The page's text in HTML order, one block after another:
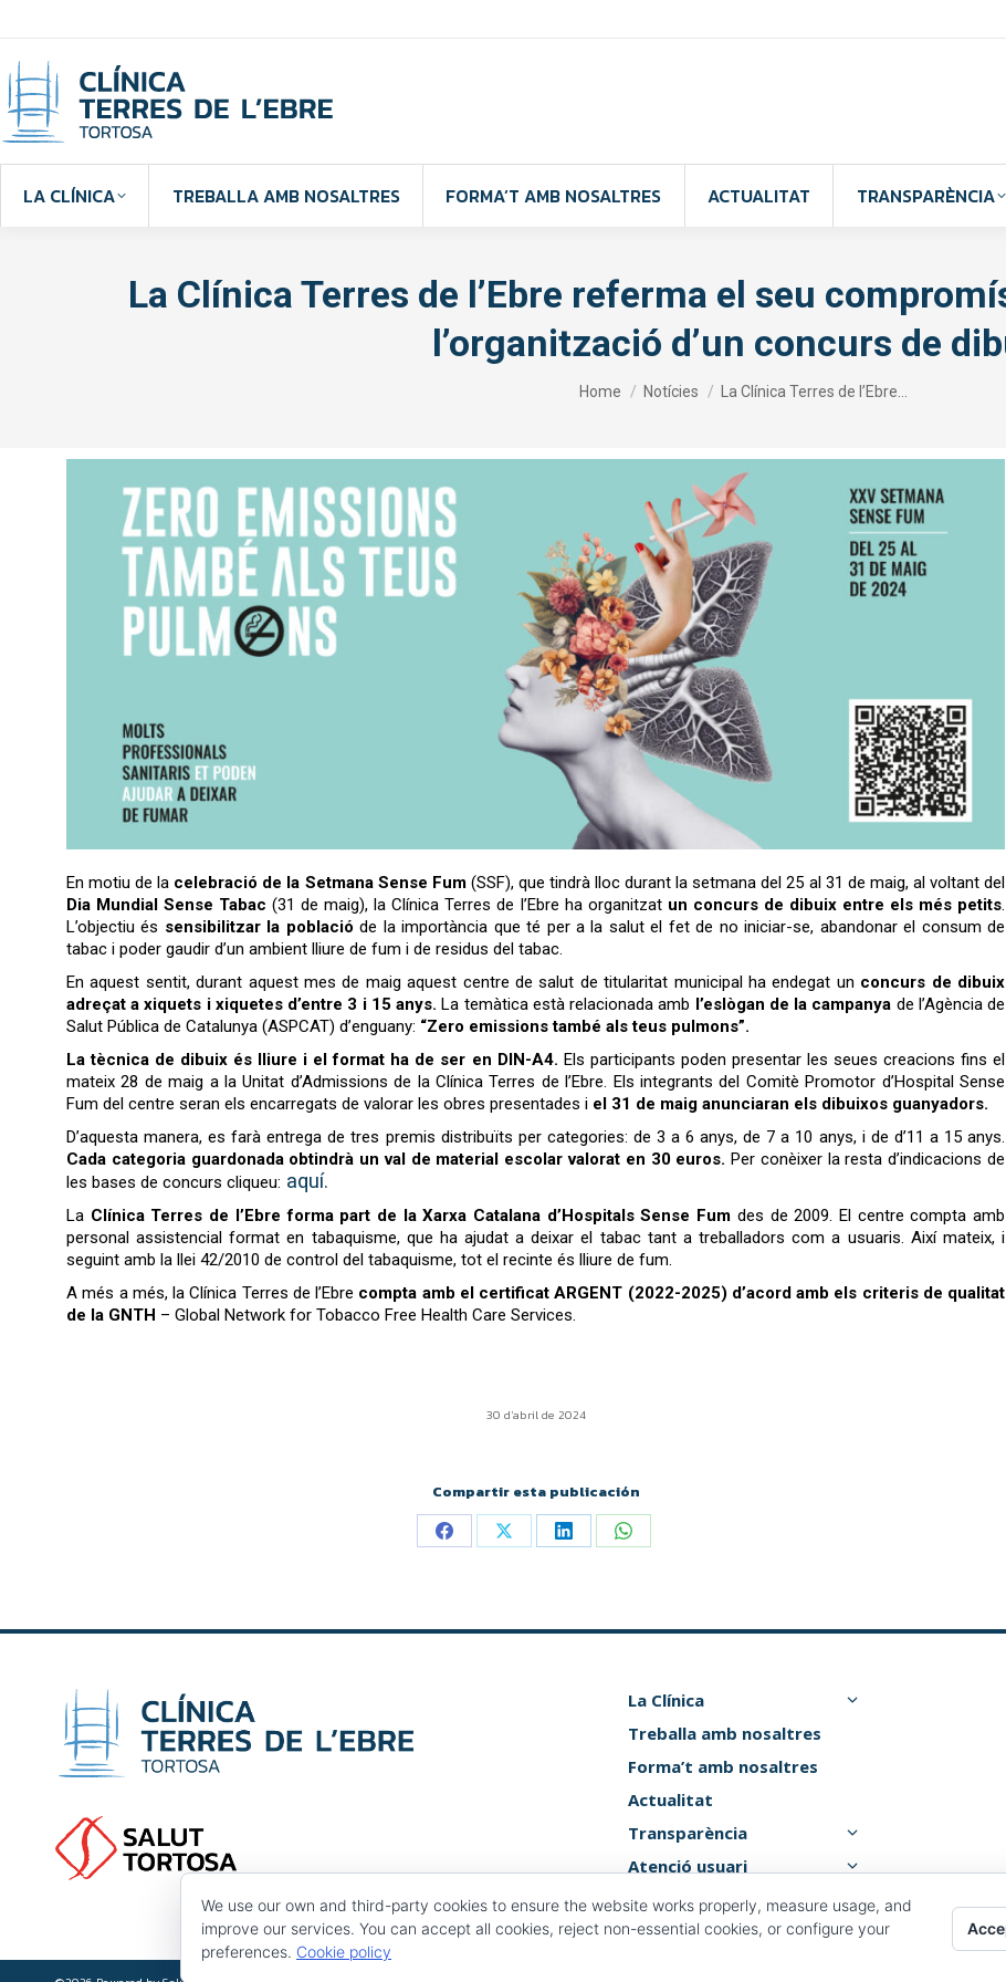
LA CLÍNICA TREBALLA AMB NOSALTRES FORMA’T AMB NOSALTRES ACTUALITAT TRANSPARÈNCIA
La Clínica Terres de l’Ebre referma el seu
l’organització d’un concurs de
Home Notícies La Clínica Terres de l’Ebre…
En motiu de la celebració de la Setmana Sense Fum(SSF), que tindrà lloc durant la setmana del 25 al 31 de maig, al voltant del
Dia Mundial Sense Tabac (31 de maig), la Clínica Terres de l’Ebre ha organitzat un concurs de dibuixentre els més petits.
L’objectiu és sensibilitzar la població de la importància que té per a la salut el fet de no iniciar-se, abandonar el consum de
tabac i poder gaudir d’un ambient lliure de fum i de residus del tabac.
En aquest sentit, durant aquest mes de maig aquest centre de salut de titularitat municipal ha endegat un concurs de dibuix
adreçat a xiquets i xiquetes d’entre 3 i 15 anys. La temàtica està relacionada amb l’eslògan de la campanya de l’Agència de
Salut Pública de Catalunya (ASPCAT) d’enguany: “Zero emissions també als teus pulmons”.
La tècnica de dibuix és lliure i el format ha de ser en DIN-A4. Els participants poden presentar les seues creacions fins el
mateix 28 de maig a la Unitat d’Admissions de la Clínica Terres de l’Ebre. Els integrants del Comitè Promotor d’Hospital Sense
Fum del centre seran els encarregats de valorar les obres presentades i el 31 de maig anunciaran els dibuixos guanyadors.
D’aquesta manera, es farà entrega de tres premis distribuïts per categories: de 3 a 6 anys, de 7 a 10 anys, i de d’11 a 15 anys.
Cada categoria guardonada obtindrà un val de material escolar valorat en 30 euros. Per conèixer la resta d’indicacions de
les bases de concurs cliqueu: aquí.
La Clínica Terres de l’Ebre forma part de la Xarxa Catalana d’Hospitals Sense Fum des de 2009. El centre compta amb
personal assistencial format en tabaquisme, que ha ajudat a deixar el tabac tant a treballadors com a usuaris. Així mateix, i
seguint amb la llei 42/2010 de control del tabaquisme, tot el recinte és lliure de fum.
A més a més, la Clínica Terres de l’Ebre compta amb el certificat ARGENT (2022-2025) d’acord amb els criteris de qualitat
de la GNTH – Global Network for Tobacco Free Health Care Services.
30 d'abril de 2024
Compartir esta publicación
La Clínica
Treballa amb nosaltres
Forma’t amb nosaltres
Actualitat
Transparència
Atenció usuari
Canal de denúncies
We use our own and third-party cookies to ensure the website works properly, measure usage, and
improve our services. You can accept all cookies, reject non-essential cookies, or configure your
preferences. Cookie policy